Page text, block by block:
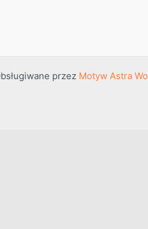
przez Motyw Astra